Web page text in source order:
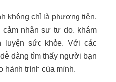
không chỉ là phương tiện,
cảm nhận sự tự do, khám
luyện sức khỏe. Với các
dàng tìm thấy người bạn
hành trình của mình.